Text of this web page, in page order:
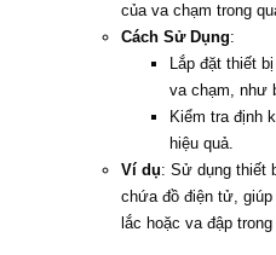
của va chạm trong
Cách Sử Dụng:
Lắp đặt thiết
va chạm, như
Kiểm tra định
hiệu quả.
Ví dụ: Sử dụng thiết
chứa đồ điện tử, giúp
lắc hoặc va đập